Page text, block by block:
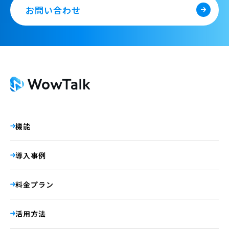
お問い合わせ
機能
導入事例
料金プラン
活用方法